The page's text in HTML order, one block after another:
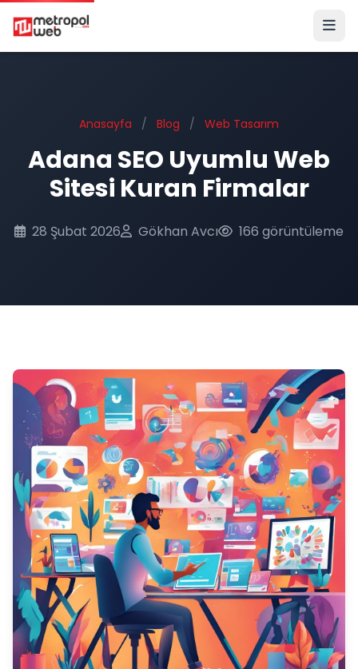
Ana içeriğe geç
Anasayfa / Blog / Web Tasarım
Adana SEO Uyumlu Web
Sitesi Kuran Firmalar
28 Şubat 2026 Gökhan Avcı 166 görüntüleme